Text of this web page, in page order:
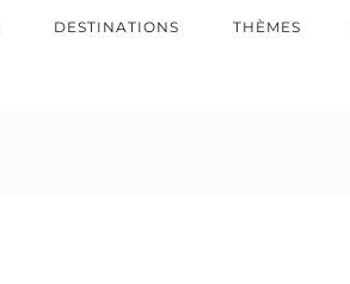
DESTINATIONS THÈMES